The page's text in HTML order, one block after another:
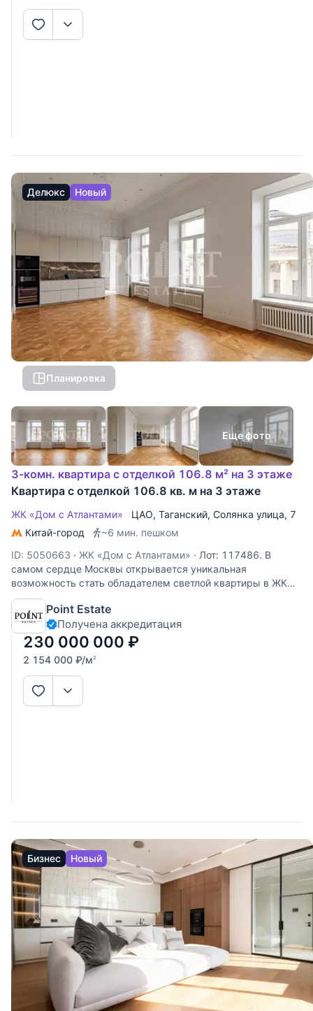
Делюкс Новый
Планировка
Еще фото
3-комн. квартира с отделкой 106.8 м² на 3 этаже
Квартира с отделкой 106.8 кв. м на 3 этаже
ЖК «Дом с Атлантами» ЦАО, Таганский, Солянка улица, 7
Китай-город
~6 мин. пешком
ID: 5050663 · ЖК «Дом с Атлантами» · Лот: 117486. В
самом сердце Москвы открывается уникальная
возможность стать обладателем светлой квартиры в ЖК
«Доме с Атлантами» - это не просто жилье, а настоящее
наследие, где каждая деталь дышит историей, а каждый
день наполнен столичным ритмом и
Point Estate
Получена аккредитация
230 000 000 ₽
2 154 000 ₽/м2
Бизнес Новый